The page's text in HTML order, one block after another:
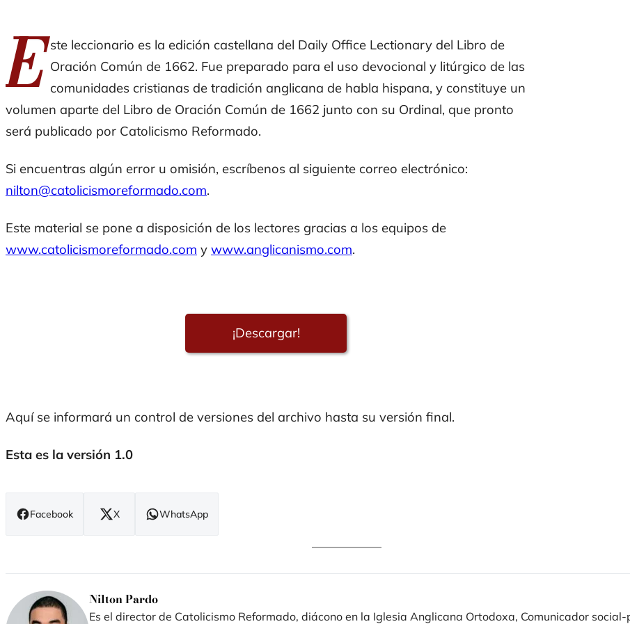
E ste leccionario es la edición castellana del Daily Office Lectionary del Libro de
Oración Común de 1662. Fue preparado para el uso devocional y litúrgico de las
comunidades cristianas de tradición anglicana de habla hispana, y constituye un
volumen aparte del Libro de Oración Común de 1662 junto con su Ordinal, que pronto
será publicado por Catolicismo Reformado.
Si encuentras algún error u omisión, escríbenos al siguiente correo electrónico:
nilton@catolicismoreformado.com.
Este material se pone a disposición de los lectores gracias a los equipos de
www.catolicismoreformado.com y www.anglicanismo.com.
¡Descargar!
Aquí se informará un control de versiones del archivo hasta su versión final.
Esta es la versión 1.0
Facebook
(se
X
(se
WhatsApp
(se
Nilton Pardo
Es el director de Catolicismo Reformado, diácono en la Iglesia Anglicana Ortodoxa, Comunicador